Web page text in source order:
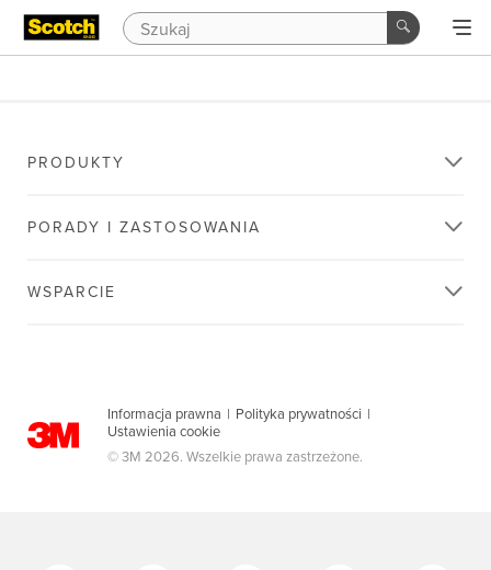
PRODUKTY
PORADY I ZASTOSOWANIA
WSPARCIE
Informacja prawna | Polityka prywatności |
Ustawienia cookie
© 3M 2026. Wszelkie prawa zastrzeżone.